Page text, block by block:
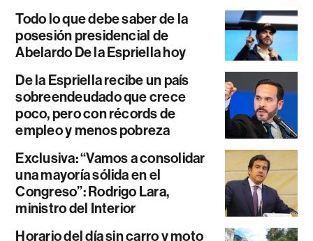
Todo lo que debe saber de la
posesión presidencial de
Abelardo De la Espriella hoy
De la Espriella recibe un país
sobreendeudado que crece
poco, pero con récords de
empleo y menos pobreza
Exclusiva: “Vamos a consolidar
una mayoría sólida en el
Congreso”: Rodrigo Lara,
ministro del Interior
Horario del día sin carro y moto